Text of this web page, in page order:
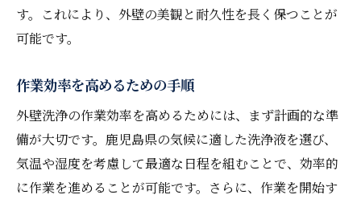
す。これにより、外壁の美観と耐久性を長く保つことが
可能です。
作業効率を高めるための手順
外壁洗浄の作業効率を高めるためには、まず計画的な準
備が大切です。鹿児島県の気候に適した洗浄液を選び、
気温や湿度を考慮して最適な日程を組むことで、効率的
に作業を進めることが可能です。さらに、作業を開始す